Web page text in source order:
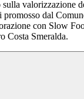
valorizzazione
promosso dal
con Slow
Costa Smeralda.